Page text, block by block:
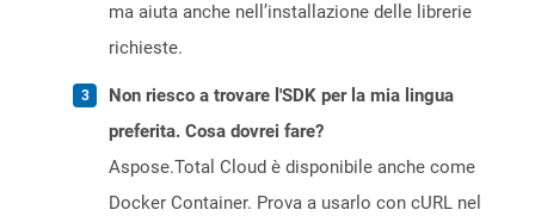
ma aiuta anche nell’installazione delle librerie
richieste.
Non riesco a trovare l'SDK per la mia lingua
preferita. Cosa dovrei fare?
Aspose.Total Cloud è disponibile anche come
Docker Container. Prova a usarlo con cURL nel